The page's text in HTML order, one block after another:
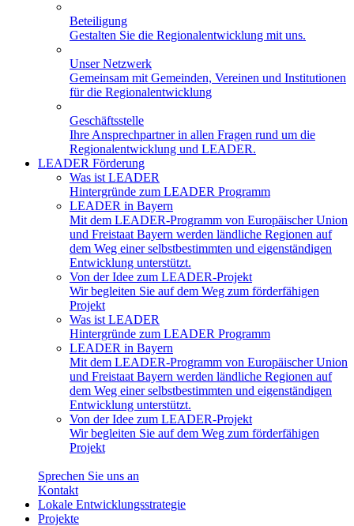
Beteiligung
Gestalten Sie die Regionalentwicklung mit uns.
Unser Netzwerk
Gemeinsam mit Gemeinden, Vereinen und Institutionen
für die Regionalentwicklung
Geschäftsstelle
Ihre Ansprechpartner in allen Fragen rund um die
Regionalentwicklung und LEADER.
LEADER Förderung
Was ist LEADER
Hintergründe zum LEADER Programm
LEADER in Bayern
Mit dem LEADER-Programm von Europäischer Union
und Freistaat Bayern werden ländliche Regionen auf
dem Weg einer selbstbestimmten und eigenständigen
Entwicklung unterstützt.
Von der Idee zum LEADER-Projekt
Wir begleiten Sie auf dem Weg zum förderfähigen
Projekt
Was ist LEADER
Hintergründe zum LEADER Programm
LEADER in Bayern
Mit dem LEADER-Programm von Europäischer Union
und Freistaat Bayern werden ländliche Regionen auf
dem Weg einer selbstbestimmten und eigenständigen
Entwicklung unterstützt.
Von der Idee zum LEADER-Projekt
Wir begleiten Sie auf dem Weg zum förderfähigen
Projekt
Sprechen Sie uns an
Kontakt
Lokale Entwicklungsstrategie
Projekte